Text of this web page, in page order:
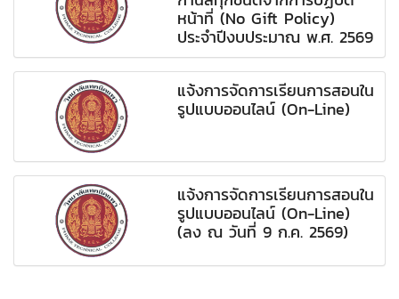
หน้าที่ (No Gift Policy)
ประจำปีงบประมาณ พ.ศ. 2569
แจ้งการจัดการเรียนการสอนใน
รูปแบบออนไลน์ (On-Line)
แจ้งการจัดการเรียนการสอนใน
รูปแบบออนไลน์ (On-Line)
(ลง ณ วันที่ 9 ก.ค. 2569)